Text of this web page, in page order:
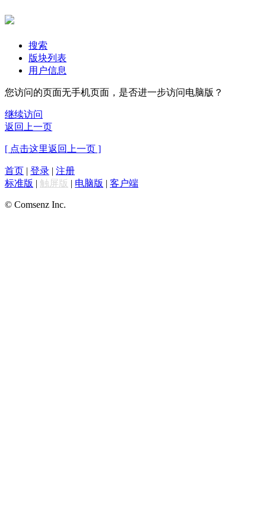
搜索
版块列表
用户信息
您访问的页面无手机页面，是否进一步访问电脑版？
继续访问
返回上一页
[ 点击这里返回上一页 ]
首页 | 登录 | 注册
标准版 | 触屏版 | 电脑版 | 客户端
© Comsenz Inc.